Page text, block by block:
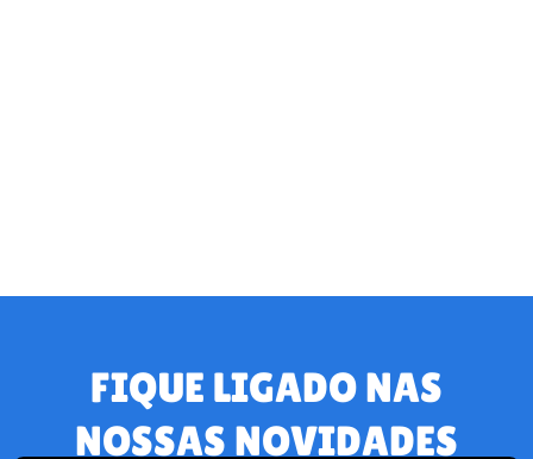
FIQUE LIGADO NAS
NOSSAS NOVIDADES